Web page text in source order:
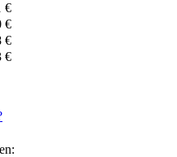
€
€
€
€